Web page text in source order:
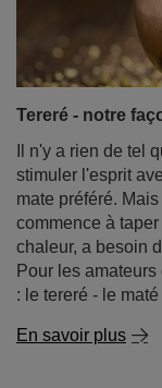
mate préféré.
commence à
chaleur, a besoin
: le tereré - le
En savoir plus